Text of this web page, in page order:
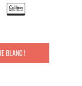
BLANC !